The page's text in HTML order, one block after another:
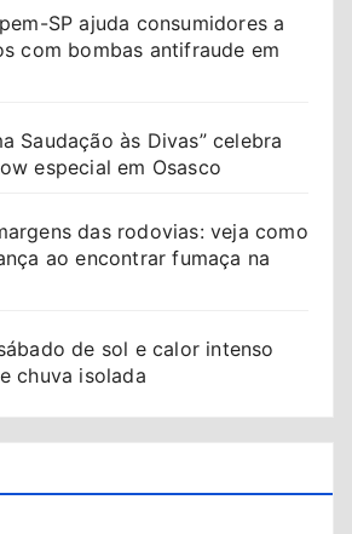
SP ajuda consumidores a
com bombas antifraude em
Saudação às Divas” celebra
especial em Osasco
das rodovias: veja como
ao encontrar fumaça na
de sol e calor intenso
chuva isolada